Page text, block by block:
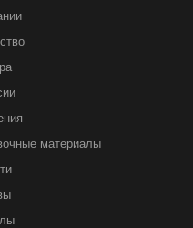
материалы